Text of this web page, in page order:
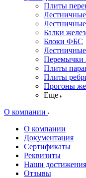
Плиты
Балки
Блоки ФБС
Перемычки
Плиты
Плиты
Прогоны
Еще
О компании
О компании
Документация
Сертификаты
Реквизиты
Наши достижения
Отзывы